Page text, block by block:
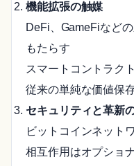
機能拡張の触媒
DeFi、GameFiなど
もたらす
スマートコントラク
従来の単純な価値保
セキュリティと革新
ビットコインネット
相互作用はオプショ